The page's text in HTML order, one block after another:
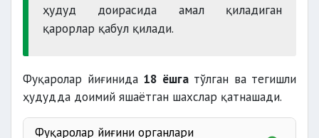
ҳудуд доирасида амал қиладиган
қарорлар қабул қилади.
Фуқаролар йиғинида 18 ёшгатўлган ва тегишли
ҳудудда доимий яшаётган шахслар қатнашади.
Фуқаролар йиғини органлари